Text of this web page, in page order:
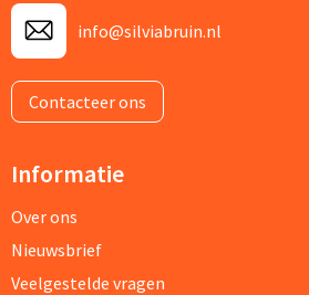
info@silviabruin.nl
Contacteer ons
Informatie
Over ons
Nieuwsbrief
Veelgestelde vragen